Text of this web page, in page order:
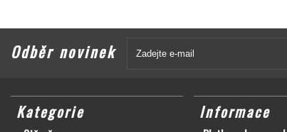
Odběr novinek
Kategorie Informace